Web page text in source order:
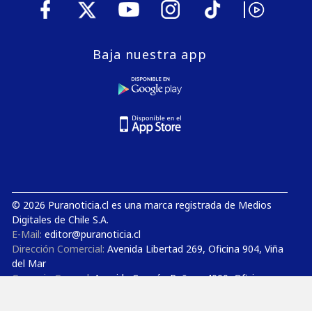
Baja nuestra app
© 2026 Puranoticia.cl es una marca registrada de Medios
Digitales de Chile S.A.
E-Mail: editor@puranoticia.cl
Dirección Comercial: Avenida Libertad 269, Oficina 904, Viña
del Mar
Gerencia General:Avenida Concón Reñaca 4000, Oficina